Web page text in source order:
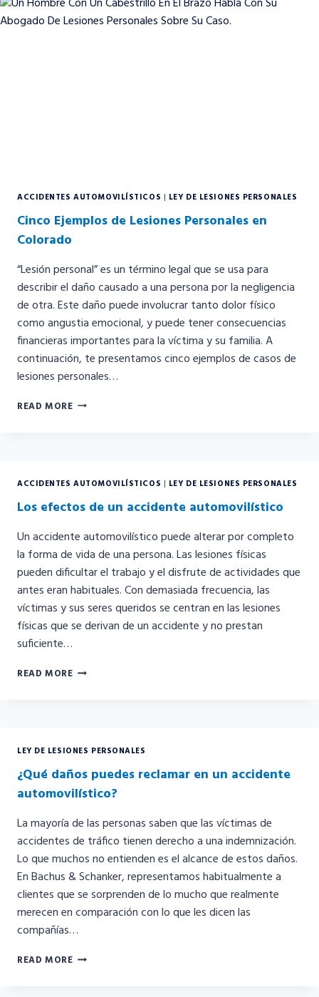
EN
ESTADOS
ACCIDENTES AUTOMOVILÍSTICOS | LEY DE LESIONES PERSONALES
Cinco Ejemplos de Lesiones Personales en
Colorado
“Lesión personal” es un término legal que se usa para
describir el daño causado a una persona por la negligencia
de otra. Este daño puede involucrar tanto dolor físico
como angustia emocional, y puede tener consecuencias
financieras importantes para la víctima y su familia. A
continuación, te presentamos cinco ejemplos de casos de
lesiones personales…
READ MORECINCO
COLORADO
ACCIDENTES AUTOMOVILÍSTICOS | LEY DE LESIONES PERSONALES
Los efectos de un accidente automovilístico
Un accidente automovilístico puede alterar por completo
la forma de vida de una persona. Las lesiones físicas
pueden dificultar el trabajo y el disfrute de actividades que
antes eran habituales. Con demasiada frecuencia, las
víctimas y sus seres queridos se centran en las lesiones
físicas que se derivan de un accidente y no prestan
suficiente…
READ MORELOS
LEY DE LESIONES PERSONALES
¿Qué daños puedes reclamar en un accidente
automovilístico?
La mayoría de las personas saben que las víctimas de
accidentes de tráfico tienen derecho a una indemnización.
Lo que muchos no entienden es el alcance de estos daños.
En Bachus & Schanker, representamos habitualmente a
clientes que se sorprenden de lo mucho que realmente
merecen en comparación con lo que les dicen las
compañías…
READ MORE¿QUÉ